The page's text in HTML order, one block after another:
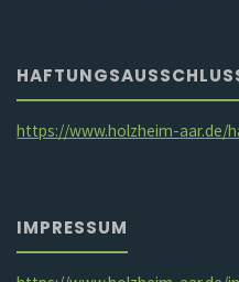
https://www.holzheim-aar.de/
IMPRESSUM